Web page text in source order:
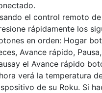
el control remoto de
rápidamente los
en orden: Hogar
Avance rápido,
el Avance rápido
verá la temperatura
de su Roku. Si